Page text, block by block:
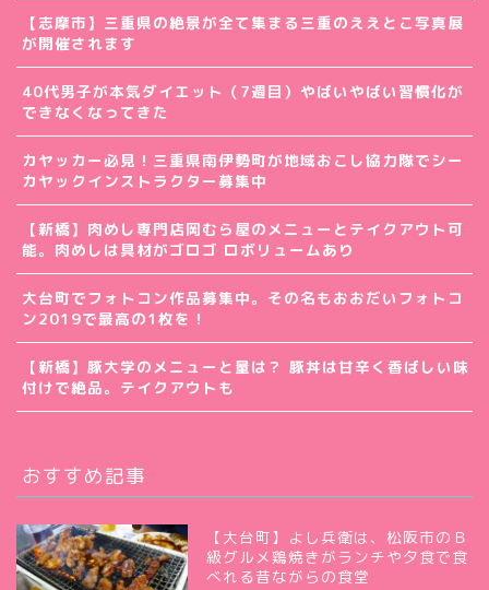
【志摩市】三重県の絶景が全て集まる三重のええとこ写真展
が開催されます
40代男子が本気ダイエット（7週目）やばいやばい習慣化が
できなくなってきた
カヤッカー必見！三重県南伊勢町が地域おこし協力隊でシー
カヤックインストラクター募集中
【新橋】肉めし専門店岡むら屋のメニューとテイクアウト可
能。肉めしは具材がゴロゴ ロボリュームあり
大台町でフォトコン作品募集中。その名もおおだいフォトコ
ン2019で最高の1枚を！
【新橋】豚大学のメニューと量は？ 豚丼は甘辛く香ばしい味
付けで絶品。テイクアウトも
おすすめ記事
【大台町】よし兵衛は、松阪市のＢ
級グルメ鶏焼きがランチや夕食で食
べれる昔ながらの食堂